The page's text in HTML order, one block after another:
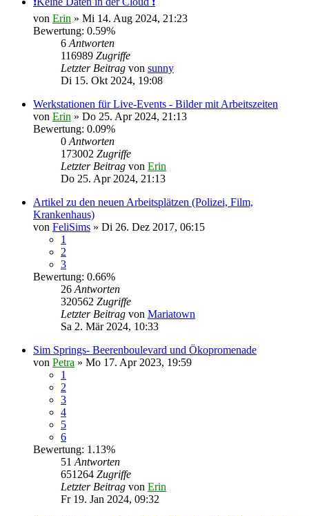
von Erin » Mi 14. Aug 2024, 21:23
Bewertung: 0.59%
6Antworten
116989 Zugriffe
Letzter Beitrag von sunny
Di 15. Okt 2024, 19:08
Werkstationen für Live-Events - Bilder mit Arbeitszeiten
von Erin » Do 25. Apr 2024, 21:13
Bewertung: 0.09%
0Antworten
173002 Zugriffe
Letzter Beitrag von Erin
Do 25. Apr 2024, 21:13
Artikel zu den neuen Arbeitsplätzen (Polizei, Film,
Krankenhaus)
von FeliSims » Di 26. Dez 2017, 06:15
1
2
3
Bewertung: 0.66%
26Antworten
320562 Zugriffe
Letzter Beitrag von Mariatown
Sa 2. Mär 2024, 10:33
Sim Springs- Beerenboulevard und Ökopromenade
von Petra » Mo 17. Apr 2023, 19:59
1
2
3
4
5
6
Bewertung: 1.13%
51Antworten
651264 Zugriffe
Letzter Beitrag von Erin
Fr 19. Jan 2024, 09:32